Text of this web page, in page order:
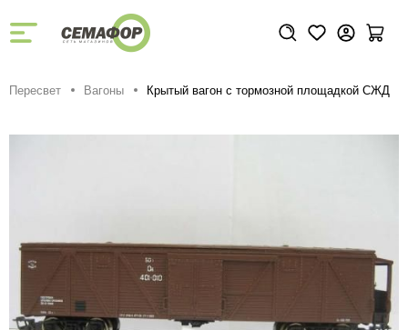
Пересвет Вагоны Крытый вагон с тормозной площадкой СЖД